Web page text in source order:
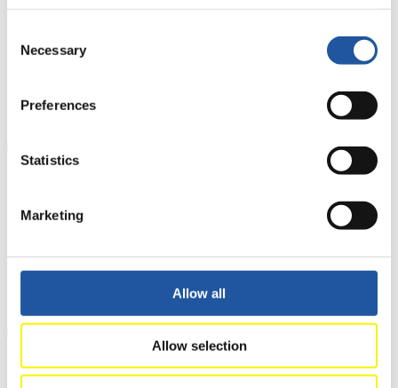
Selection
Necessary
Preferences
Statistics
Marketing
Allow all
Allow selection
aktuelle Regelwerk sowie Richtlinien zu Wettkämpfen, Anti-Doping
und Fairplay nachlesen, auf Athletenbiographien zugreifen,
Ausschreibungen für Wettkämpfe herunterladen, sowie auf die
>> Weiter
Hier können Sie das aktuelle Regelwerk sowie Richtlinien zu
Kontaktpersonen für Wettkämpfe und Sponsoren informieren,
sowie Informationen über Wettkämpfe abrufen.
Für Athleten